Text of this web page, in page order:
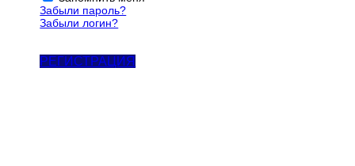
Забыли пароль?
Забыли логин?
РЕГИСТРАЦИЯ